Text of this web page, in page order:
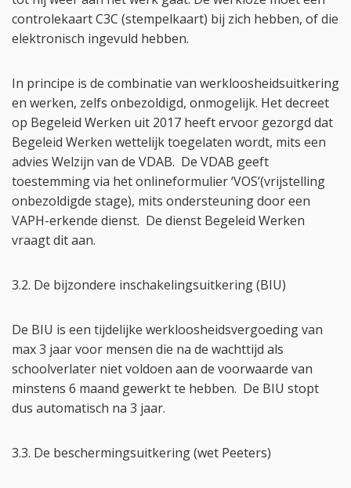
controlekaart C3C (stempelkaart) bij zich hebben, of die
elektronisch ingevuld hebben.
In principe is de combinatie van werkloosheidsuitkering
en werken, zelfs onbezoldigd, onmogelijk. Het decreet
op Begeleid Werken uit 2017 heeft ervoor gezorgd dat
Begeleid Werken wettelijk toegelaten wordt, mits een
advies Welzijn van de VDAB. De VDAB geeft
toestemming via het onlineformulier ‘VOS’(vrijstelling
onbezoldigde stage), mits ondersteuning door een
VAPH-erkende dienst. De dienst Begeleid Werken
vraagt dit aan.
3.2. De bijzondere inschakelingsuitkering (BIU)
De BIU is een tijdelijke werkloosheidsvergoeding van
max 3 jaar voor mensen die na de wachttijd als
schoolverlater niet voldoen aan de voorwaarde van
minstens 6 maand gewerkt te hebben. De BIU stopt
dus automatisch na 3 jaar.
3.3. De beschermingsuitkering (wet Peeters)